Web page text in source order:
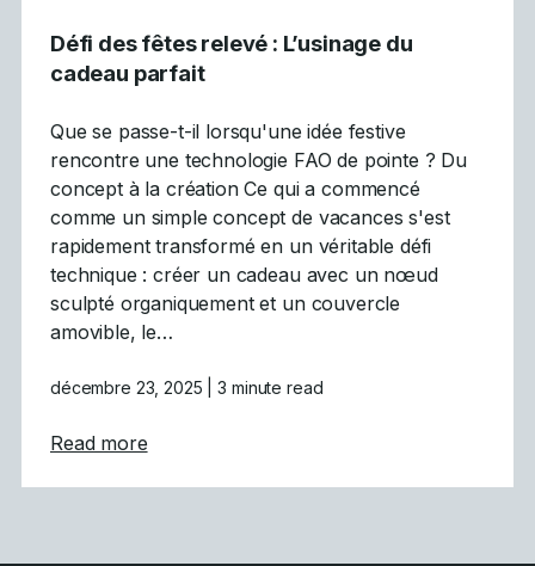
Défi des fêtes relevé : L’usinage du
cadeau parfait
Que se passe-t-il lorsqu'une idée festive
rencontre une technologie FAO de pointe ? Du
concept à la création Ce qui a commencé
comme un simple concept de vacances s'est
rapidement transformé en un véritable défi
technique : créer un cadeau avec un nœud
sculpté organiquement et un couvercle
amovible, le…
décembre 23, 2025 | 3 minute read
Read moreabout Défi des fêtes relevé :